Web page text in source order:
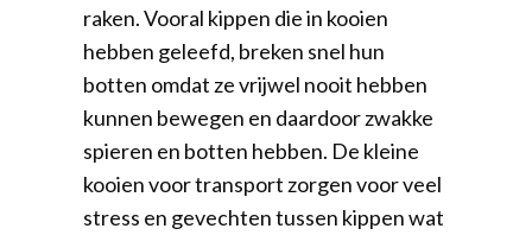
raken. Vooral kippen die in kooien
hebben geleefd, breken snel hun
botten omdat ze vrijwel nooit hebben
kunnen bewegen en daardoor zwakke
spieren en botten hebben. De kleine
kooien voor transport zorgen voor veel
stress en gevechten tussen kippen wat